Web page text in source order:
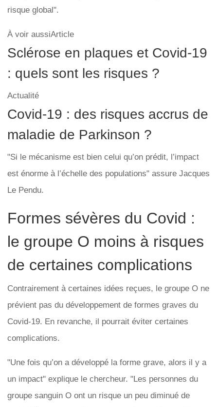
risque global".
À voir aussiArticle
Sclérose en plaques et Covid-19
: quels sont les risques ?
Actualité
Covid-19 : des risques accrus de
maladie de Parkinson ?
"Si le mécanisme est bien celui qu’on prédit, l’impact
est énorme à l’échelle des populations" assure Jacques
Le Pendu.
Formes sévères du Covid :
le groupe O moins à risques
de certaines complications
Contrairement à certaines idées reçues, le groupe O ne
prévient pas du développement de formes graves du
Covid-19. En revanche, il pourrait éviter certaines
complications.
"Une fois qu’on a développé la forme grave, alors il y a
un impact" explique le chercheur. "Les personnes du
groupe sanguin O ont un risque un peu diminué de